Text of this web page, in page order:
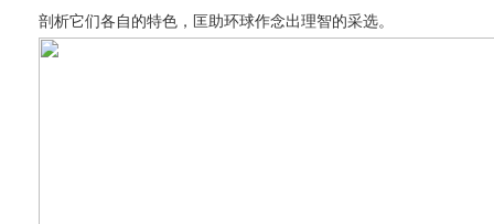
剖析它们各自的特色，匡助环球作念出理智的采选。